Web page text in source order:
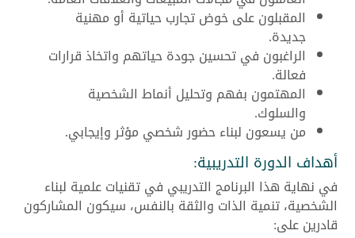
المقبلون على خوض تجارب حياتية أو مهنية
جديدة.
الراغبون في تحسين جودة حياتهم واتخاذ قرارات
فعالة.
المهتمون بفهم وتحليل أنماط الشخصية
والسلوك.
من يسعون لبناء حضور شخصي مؤثر وإيجابي.
أهداف الدورة التدريبية:
في نهاية هذا البرنامج التدريبي في تقنيات علمية لبناء
الشخصية، تنمية الذات والثقة بالنفس، سيكون المشاركون
قادرين على: